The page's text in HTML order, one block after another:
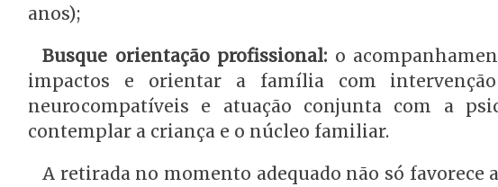
anos);
Busque orientação profissional: o
impactos e orientar a família com
neurocompatíveis e atuação conjunta com a
contemplar a criança e o núcleo familiar.
A retirada no momento adequado não só favorece